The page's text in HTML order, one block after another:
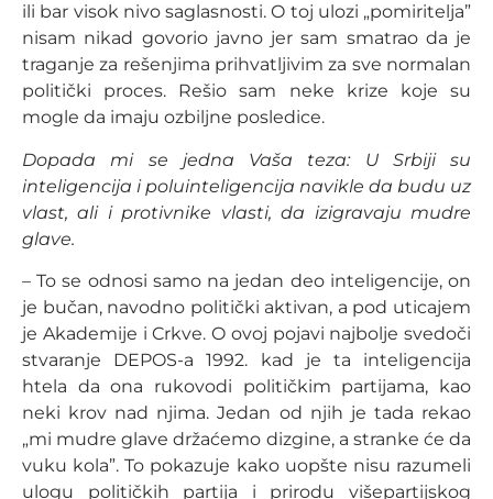
ili bar visok nivo saglasnosti. O toj ulozi „pomiritelja”
nisam nikad govorio javno jer sam smatrao da je
traganje za rešenjima prihvatljivim za sve normalan
politički proces. Rešio sam neke krize koje su
mogle da imaju ozbiljne posledice.
Dopada mi se jedna Vaša teza: U Srbiji su
inteligencija i poluinteligencija navikle da budu uz
vlast, ali i protivnike vlasti, da izigravaju mudre
glave.
– To se odnosi samo na jedan deo inteligencije, on
je bučan, navodno politički aktivan, a pod uticajem
je Akademije i Crkve. O ovoj pojavi najbolje svedoči
stvaranje DEPOS-a 1992. kad je ta inteligencija
htela da ona rukovodi političkim partijama, kao
neki krov nad njima. Jedan od njih je tada rekao
„mi mudre glave držaćemo dizgine, a stranke će da
vuku kola”. To pokazuje kako uopšte nisu razumeli
ulogu političkih partija i prirodu višepartijskog